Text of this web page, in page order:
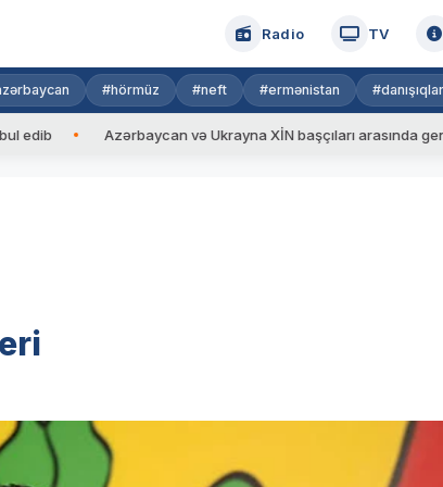
Radio TV
#hörmüz #neft #ermənistan #danışıqlar
Azərbaycan və Ukrayna XİN başçıları arasında geniş